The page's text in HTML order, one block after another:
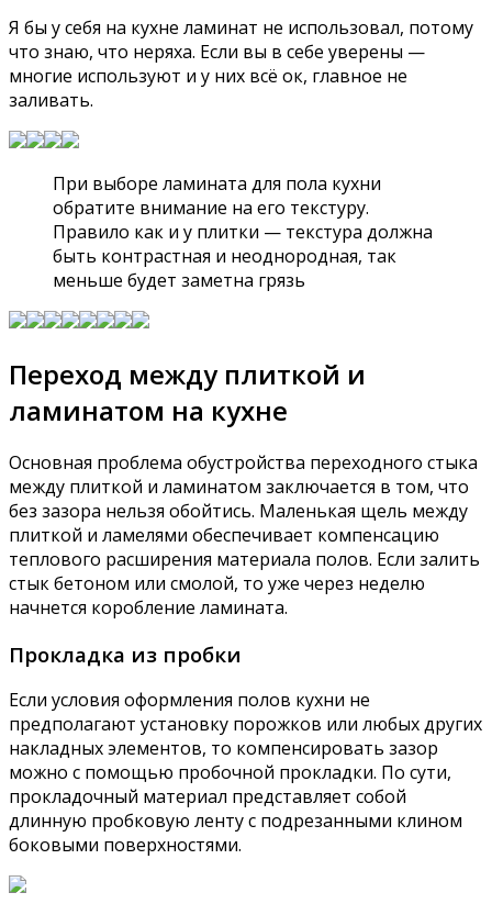
Я бы у себя на кухне ламинат не использовал, потому
что знаю, что неряха. Если вы в себе уверены —
многие используют и у них всё ок, главное не
заливать.
При выборе ламината для пола кухни
обратите внимание на его текстуру.
Правило как и у плитки — текстура должна
быть контрастная и неоднородная, так
меньше будет заметна грязь
Переход между плиткой и
ламинатом на кухне
Основная проблема обустройства переходного стыка
между плиткой и ламинатом заключается в том, что
без зазора нельзя обойтись. Маленькая щель между
плиткой и ламелями обеспечивает компенсацию
теплового расширения материала полов. Если залить
стык бетоном или смолой, то уже через неделю
начнется коробление ламината.
Прокладка из пробки
Если условия оформления полов кухни не
предполагают установку порожков или любых других
накладных элементов, то компенсировать зазор
можно с помощью пробочной прокладки. По сути,
прокладочный материал представляет собой
длинную пробковую ленту с подрезанными клином
боковыми поверхностями.